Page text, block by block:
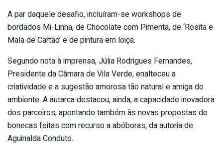
A par daquele desafio, incluíram-se workshops de
bordados Mi-Linha, de Chocolate com Pimenta, de ‘Rosita e
Mala de Cartão’ e de pintura em loiça.
Segundo nota à imprensa, Júlia Rodrigues Fernandes,
Presidente da Câmara de Vila Verde, enalteceu a
criatividade e a sugestão amorosa tão natural e amiga do
ambiente. A autarca destacou, ainda, a capacidade inovadora
dos parceiros, apontando também às novas propostas de
bonecas feitas com recurso a abóboras, da autoria de
Aguinalda Conduto.